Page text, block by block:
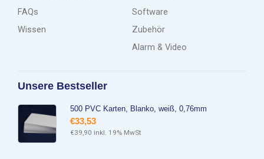
FAQs
Wissen
Software
Zubehör
Alarm & Video
Unsere Bestseller
500 PVC Karten, Blanko, weiß, 0,76mm
€33,53
€39,90 inkl. 19% MwSt